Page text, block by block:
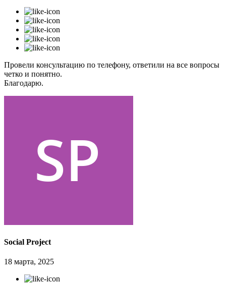
Провели консультацию по телефону, ответили на все вопросы
четко и понятно.
Благодарю.
Social Project
18 марта, 2025